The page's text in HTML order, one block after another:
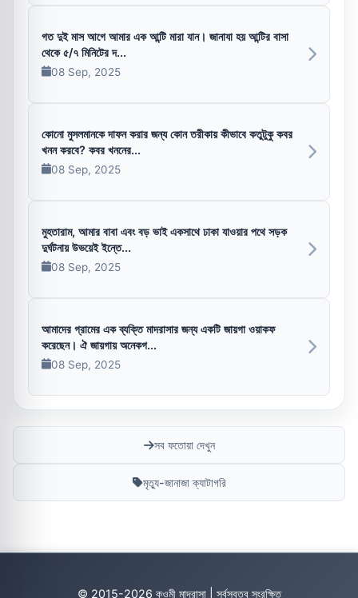
গত দুই মাস আগে আমার এক আন্টি মারা যান। জানাযা হয় আন্টির বাসা
থেকে ৫/৭ মিনিটের দ...
08 Sep, 2025
কোনো মুসলমানকে দাফন করার জন্য কোন তরীকায় কীভাবে কতুটুকু কবর
খনন করবে? কবর খননের...
08 Sep, 2025
মুহতারাম, আমার বাবা এবং বড় ভাই একসাথে ঢাকা যাওয়ার পথে সড়ক
দুর্ঘটনায় উভয়েই ইন্তে...
08 Sep, 2025
আমাদের গ্রামের এক ব্যক্তি মাদরাসার জন্য একটি জায়গা ওয়াকফ
করেছেন। ঐ জায়গায় অনেকগ...
08 Sep, 2025
সব ফতোয়া দেখুন
মৃত্যু-জানাজা ক্যাটাগরি
© 2015-2026 কওমী মাদ্রাসা | সর্বস্বত্ব সংরক্ষিত